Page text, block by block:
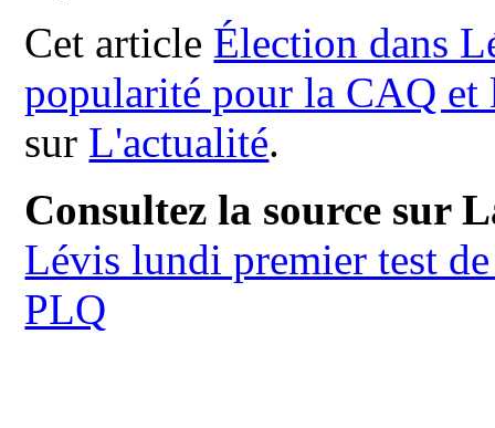
Cet article Élection dans
popularité pour la CAQ et
sur L'actualité.
Consultez la source sur
Lévis lundi premier test
PLQ